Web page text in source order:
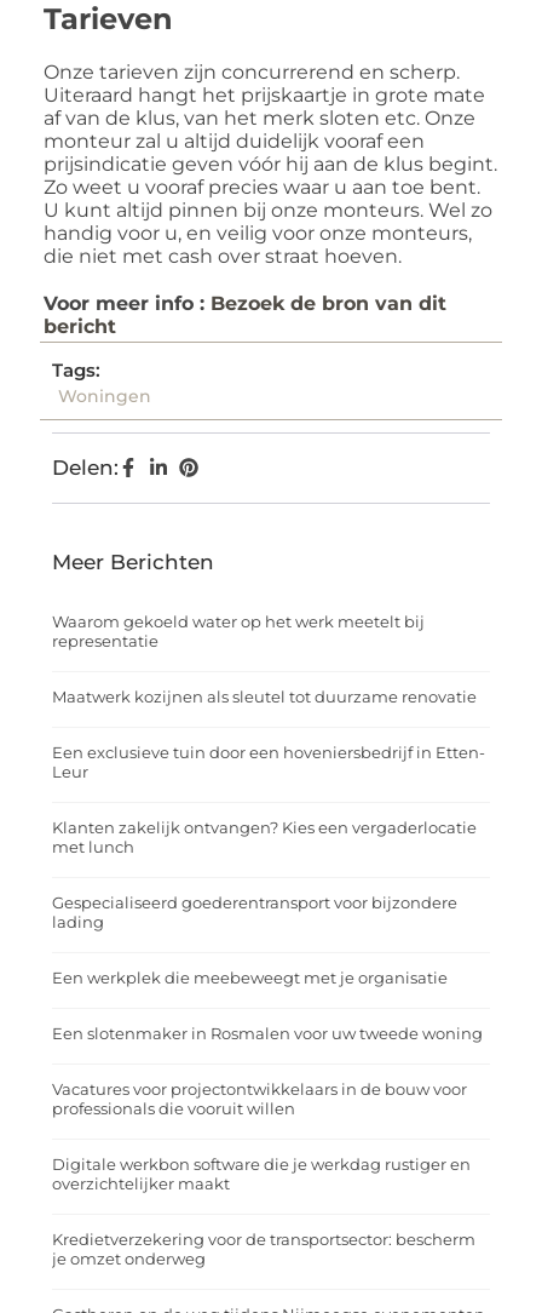
Tarieven
Onze tarieven zijn concurrerend en scherp.
Uiteraard hangt het prijskaartje in grote mate
af van de klus, van het merk sloten etc. Onze
monteur zal u altijd duidelijk vooraf een
prijsindicatie geven vóór hij aan de klus begint.
Zo weet u vooraf precies waar u aan toe bent.
U kunt altijd pinnen bij onze monteurs. Wel zo
handig voor u, en veilig voor onze monteurs,
die niet met cash over straat hoeven.
Voor meer info : Bezoek de bron van dit
bericht
Tags:
Woningen
Delen:
Meer Berichten
Waarom gekoeld water op het werk meetelt bij
representatie
Maatwerk kozijnen als sleutel tot duurzame renovatie
Een exclusieve tuin door een hoveniersbedrijf in Etten-
Leur
Klanten zakelijk ontvangen? Kies een vergaderlocatie
met lunch
Gespecialiseerd goederentransport voor bijzondere
lading
Een werkplek die meebeweegt met je organisatie
Een slotenmaker in Rosmalen voor uw tweede woning
Vacatures voor projectontwikkelaars in de bouw voor
professionals die vooruit willen
Digitale werkbon software die je werkdag rustiger en
overzichtelijker maakt
Kredietverzekering voor de transportsector: bescherm
je omzet onderweg